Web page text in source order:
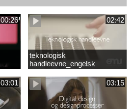
00:26 02:42
teknologisk
handleevne_engelsk
03:01 03:15